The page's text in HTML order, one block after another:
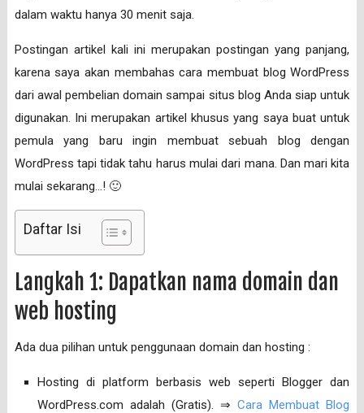
dalam waktu hanya 30 menit saja.
Postingan artikel kali ini merupakan postingan yang panjang,
karena saya akan membahas cara membuat blog WordPress
dari awal pembelian domain sampai situs blog Anda siap untuk
digunakan. Ini merupakan artikel khusus yang saya buat untuk
pemula yang baru ingin membuat sebuah blog dengan
WordPress tapi tidak tahu harus mulai dari mana. Dan mari kita
mulai sekarang…! 🙂
Daftar Isi
Langkah 1: Dapatkan nama domain dan
web hosting
Ada dua pilihan untuk penggunaan domain dan hosting :
Hosting di platform berbasis web seperti Blogger dan
WordPress.com adalah (Gratis). ⇒Cara Membuat Blog